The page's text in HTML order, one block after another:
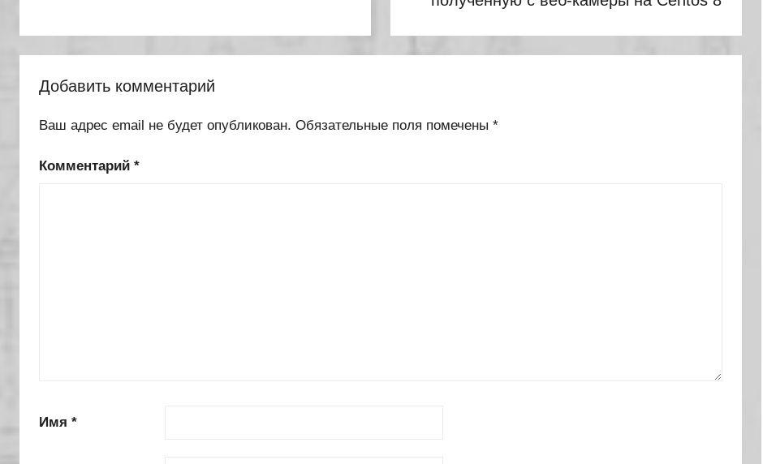
Добавить комментарий
Ваш адрес email не будет опубликован. Обязательные поля помечены *
Комментарий *
Имя *